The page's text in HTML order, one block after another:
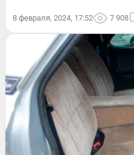
8 февраля, 2024, 17:52 7 908